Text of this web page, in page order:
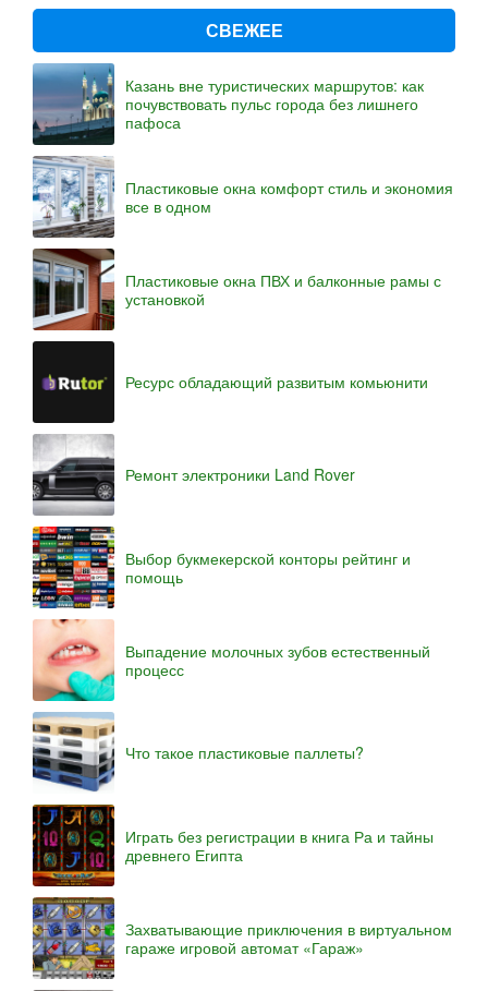
СВЕЖЕЕ
Казань вне туристических маршрутов: как
почувствовать пульс города без лишнего
пафоса
Пластиковые окна комфорт стиль и экономия
все в одном
Пластиковые окна ПВХ и балконные рамы с
установкой
Ресурс обладающий развитым комьюнити
Ремонт электроники Land Rover
Выбор букмекерской конторы рейтинг и
помощь
Выпадение молочных зубов естественный
процесс
Что такое пластиковые паллеты?
Играть без регистрации в книга Ра и тайны
древнего Египта
Захватывающие приключения в виртуальном
гараже игровой автомат «Гараж»